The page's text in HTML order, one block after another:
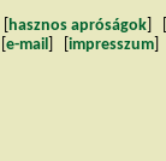
hasznos apróságok
e-mail impresszum]